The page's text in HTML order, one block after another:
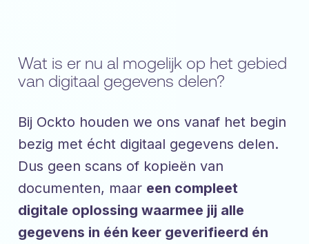
Wat is er nu al mogelijk op het gebied
van digitaal gegevens delen?
Bij Ockto houden we ons vanaf het begin
bezig met écht digitaal gegevens delen.
Dus geen scans of kopieën van
documenten, maar een compleet
digitale oplossing waarmee jij alle
gegevens in één keer geverifieerd én